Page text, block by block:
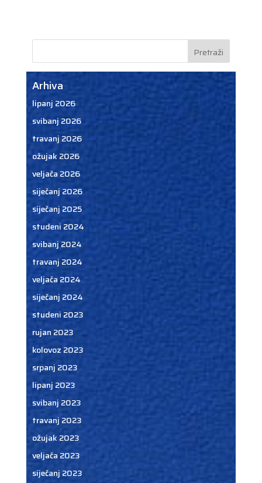
Arhiva
lipanj 2026
svibanj 2026
travanj 2026
ožujak 2026
veljača 2026
siječanj 2026
siječanj 2025
studeni 2024
svibanj 2024
travanj 2024
veljača 2024
siječanj 2024
studeni 2023
rujan 2023
kolovoz 2023
srpanj 2023
lipanj 2023
svibanj 2023
travanj 2023
ožujak 2023
veljača 2023
siječanj 2023